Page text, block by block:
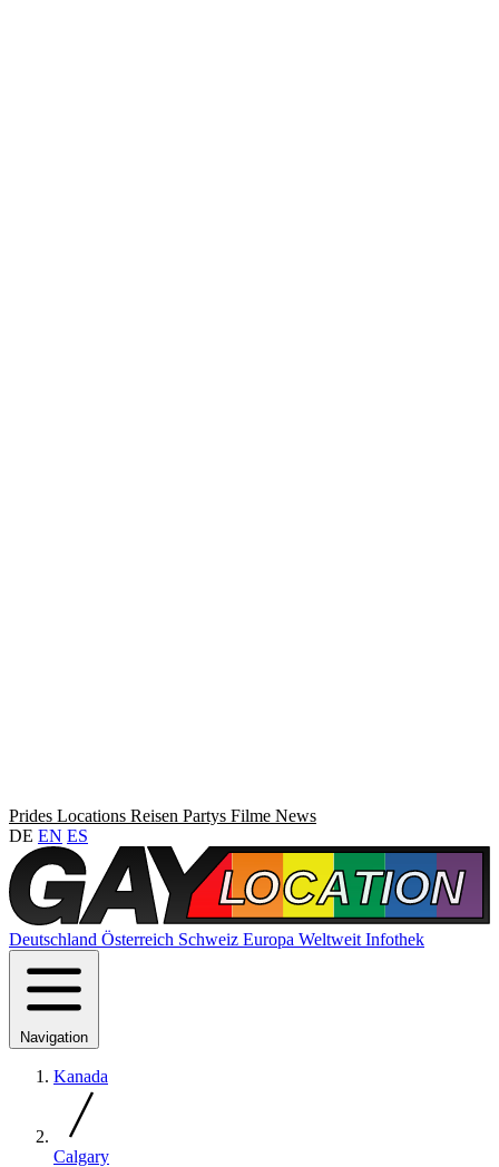
Prides Locations Reisen Partys Filme News
DE EN ES
Deutschland Österreich Schweiz Europa Weltweit Infothek
Navigation
Kanada
Calgary